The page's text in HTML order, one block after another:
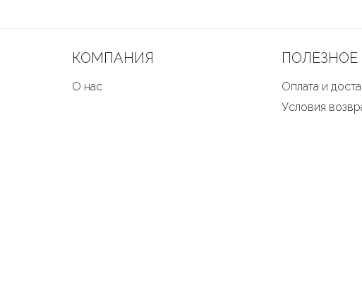
КОМПАНИЯ
О нас
ПОЛЕЗНОЕ
Оплата и
Условия